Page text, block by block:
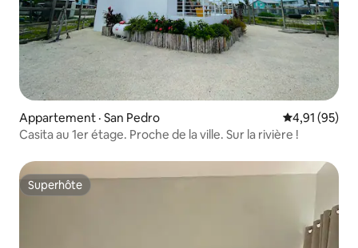
Appartement · San Pedro Note
4,91 (95)
Casita au 1er étage. Proche de la ville. Sur la rivière !
Superhôte
Superhôte